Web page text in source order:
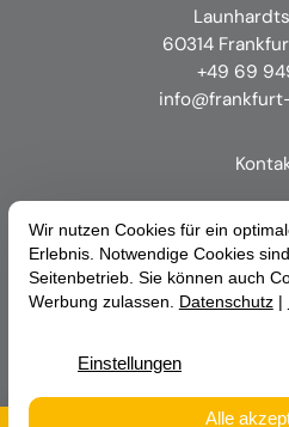
60314
+49 69
ImpressumDatenschutz
AGB
© 2026 Plaza Hotel &